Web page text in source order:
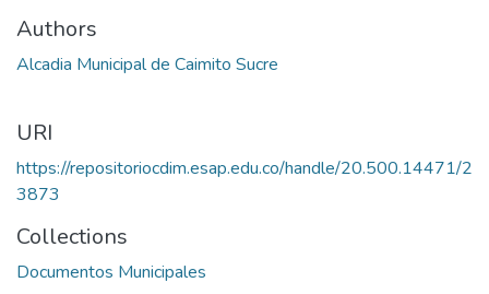
Authors
Alcadia Municipal de Caimito Sucre
URI
https://repositoriocdim.esap.edu.co/handle/20.500.14471/2
3873
Collections
Documentos Municipales